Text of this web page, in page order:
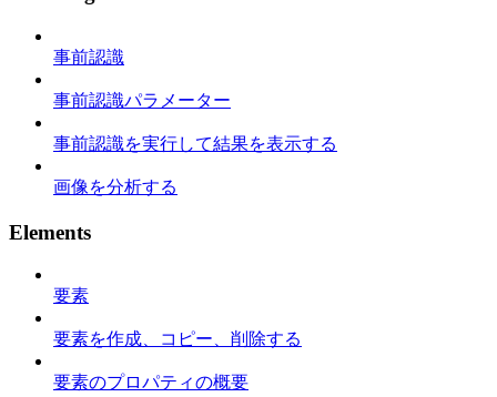
事前認識
事前認識パラメーター
事前認識を実行して結果を表示する
画像を分析する
Elements
要素
要素を作成、コピー、削除する
要素のプロパティの概要